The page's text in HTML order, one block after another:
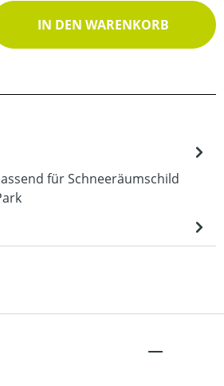
Gib den gewünschten
IN DEN WARENKORB
für Schneeräumschild